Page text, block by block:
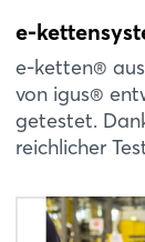
e-
e-ketten®
von igus®
getestet.
reichlicher